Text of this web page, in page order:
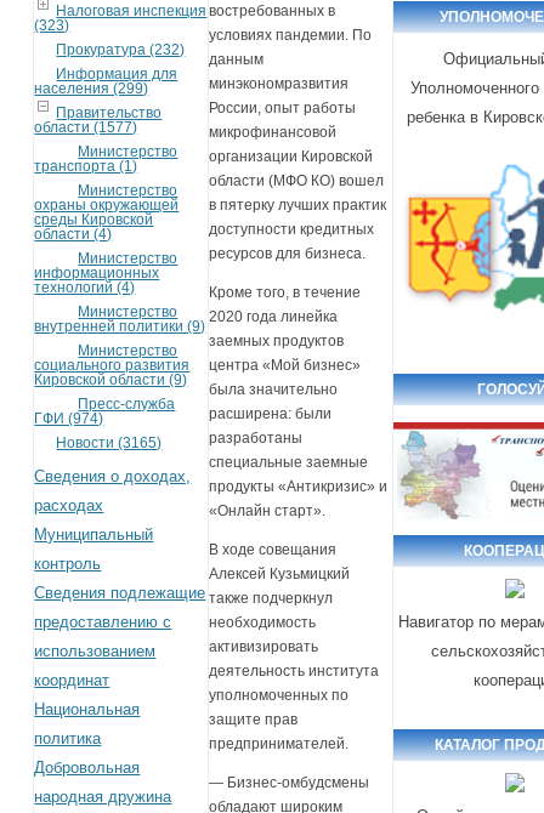
Налоговая инспекция
(323)
Прокуратура (232)
Информация для
населения (299)
Правительство
области (1577)
Министерство
транспорта (1)
Министерство
охраны окружающей
среды Кировской
области (4)
Министерство
информационных
технологий (4)
Министерство
внутренней политики (9)
Министерство
социального развития
Кировской области (9)
Пресс-служба
ГФИ (974)
Новости (3165)
Сведения о доходах,
расходах
Муниципальный
контроль
Сведения подлежащие
предоставлению с
использованием
координат
Национальная
политика
Добровольная
народная дружина
востребованных в
условиях пандемии. По
данным
минэкономразвития
России, опыт работы
микрофинансовой
организации Кировской
области (МФО КО) вошел
в пятерку лучших практик
доступности кредитных
ресурсов для бизнеса.
Кроме того, в течение
2020 года линейка
заемных продуктов
центра «Мой бизнес»
была значительно
расширена: были
разработаны
специальные заемные
продукты «Антикризис» и
«Онлайн старт».
В ходе совещания
Алексей Кузьмицкий
также подчеркнул
необходимость
активизировать
деятельность института
уполномоченных по
защите прав
предпринимателей.
— Бизнес-омбудсмены
обладают широким
ребенка в
Навигатор по
КАТАЛОГ